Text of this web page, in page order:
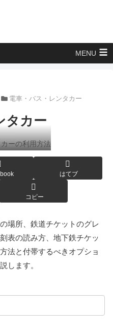
MENU
電車・バス・レンタカー
タカー
はてブ
コピー
場所、鉄道チケットのグレ
表の読み方、地下鉄チケッ
法と付帯するべきオプショ
します。